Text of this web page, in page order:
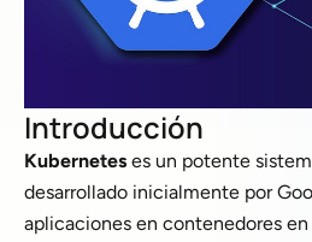
Introducción
Kubernetes es un potente
desarrollado inicialmente por
aplicaciones en contenedores